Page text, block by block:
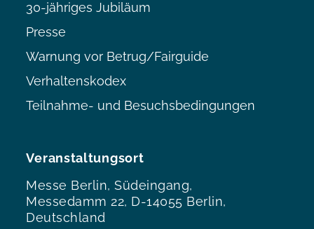
Veranstaltungsort
Messe Berlin, Südeingang,
Messedamm 22, D-14055 Berlin,
Deutschland
30-jähriges Jubiläum
Presse
Warnung vor Betrug/Fairguide
Verhaltenskodex
Teilnahme- und Besuchsbedingungen